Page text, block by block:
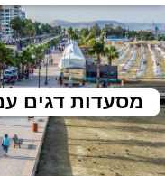
מסעדות דגים